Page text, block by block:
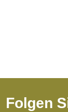
Folgen